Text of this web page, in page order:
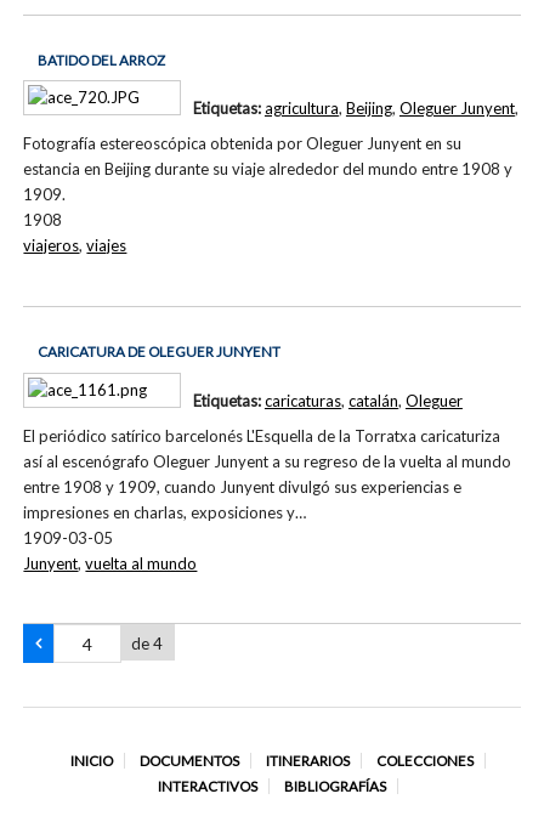
BATIDO DEL ARROZ
Fotografía estereoscópica obtenida por Oleguer Junyent en su
estancia en Beijing durante su viaje alrededor del mundo entre 1908 y
1909.
1908
Etiquetas:agricultura, Beijing, Oleguer Junyent,
viajeros,viajes
CARICATURA DE OLEGUER JUNYENT
El periódico satírico barcelonés L'Esquella de la Torratxa caricaturiza
así al escenógrafo Oleguer Junyent a su regreso de la vuelta al mundo
entre 1908 y 1909, cuando Junyent divulgó sus experiencias e
impresiones en charlas, exposiciones y…
1909-03-05
Etiquetas:caricaturas, catalán, Oleguer
Junyent,vuelta al mundo
de 4
INICIO DOCUMENTOS ITINERARIOS
COLECCIONES
INTERACTIVOS
BIBLIOGRAFÍAS